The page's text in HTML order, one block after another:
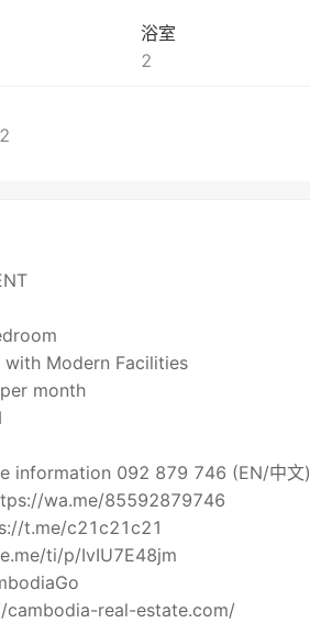
浴室
2
with Modern Facilities
month
information 092 879 746 (EN/中文)
wa.me/85592879746
t.me/c21c21c21
ti/p/IvIU7E48jm
real-estate.com/